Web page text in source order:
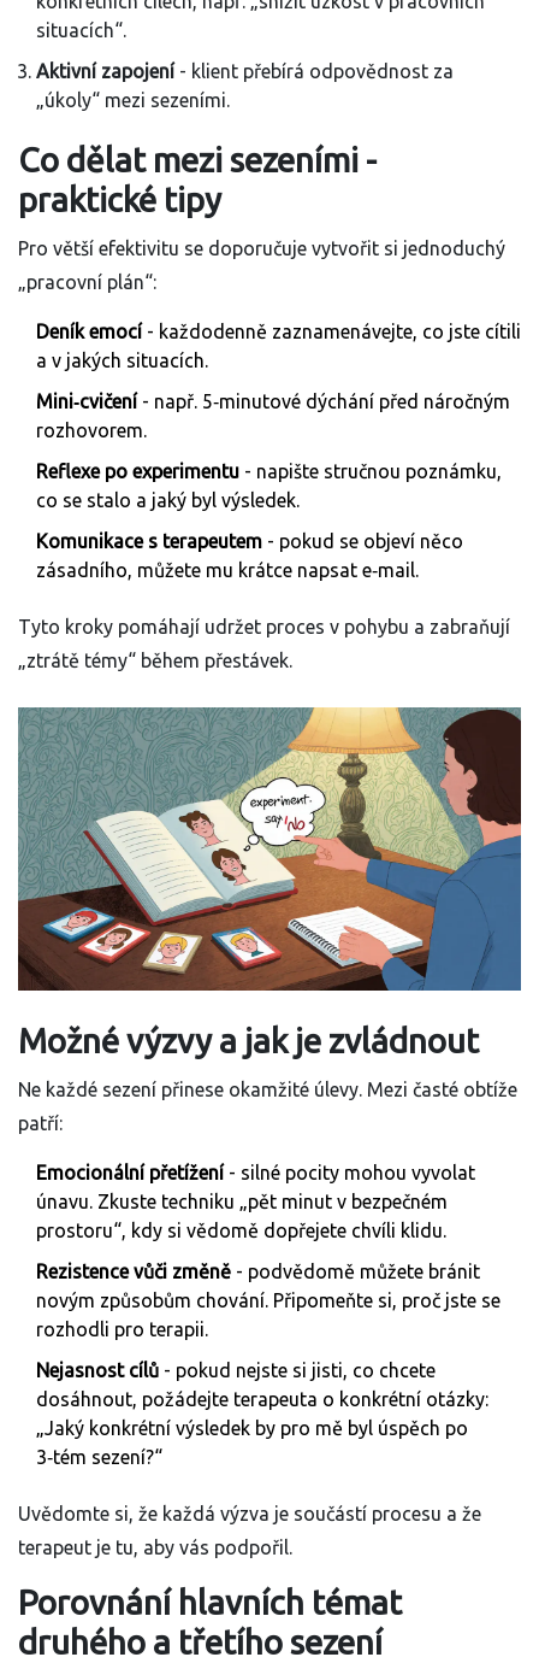
situacích“.
Aktivní zapojení- klient přebírá odpovědnost za
„úkoly“ mezi sezeními.
Co dělat mezi sezeními -
praktické tipy
Pro větší efektivitu se doporučuje vytvořit si jednoduchý
„pracovní plán“:
Deník emocí- každodenně zaznamenávejte, co jste cítili
a v jakých situacích.
Mini‑cvičení- např. 5‑minutové dýchání před náročným
rozhovorem.
Reflexe po experimentu - napište stručnou poznámku,
co se stalo a jaký byl výsledek.
Komunikace s terapeutem - pokud se objeví něco
zásadního, můžete mu krátce napsat e‑mail.
Tyto kroky pomáhají udržet proces v pohybu a zabraňují
„ztrátě témy“ během přestávek.
Možné výzvy a jak je zvládnout
Ne každé sezení přinese okamžité úlevy. Mezi časté obtíže
patří:
Emocionální přetížení- silné pocity mohou vyvolat
únavu. Zkuste techniku „pět minut v bezpečném
prostoru“, kdy si vědomě dopřejete chvíli klidu.
Rezistence vůči změně - podvědomě můžete bránit
novým způsobům chování. Připomeňte si, proč jste se
rozhodli pro terapii.
Nejasnost cílů - pokud nejste si jisti, co chcete
dosáhnout, požádejte terapeuta o konkrétní otázky:
„Jaký konkrétní výsledek by pro mě byl úspěch po
3‑tém sezení?“
Uvědomte si, že každá výzva je součástí procesu a že
terapeut je tu, aby vás podpořil.
Porovnání hlavních témat
druhého a třetího sezení